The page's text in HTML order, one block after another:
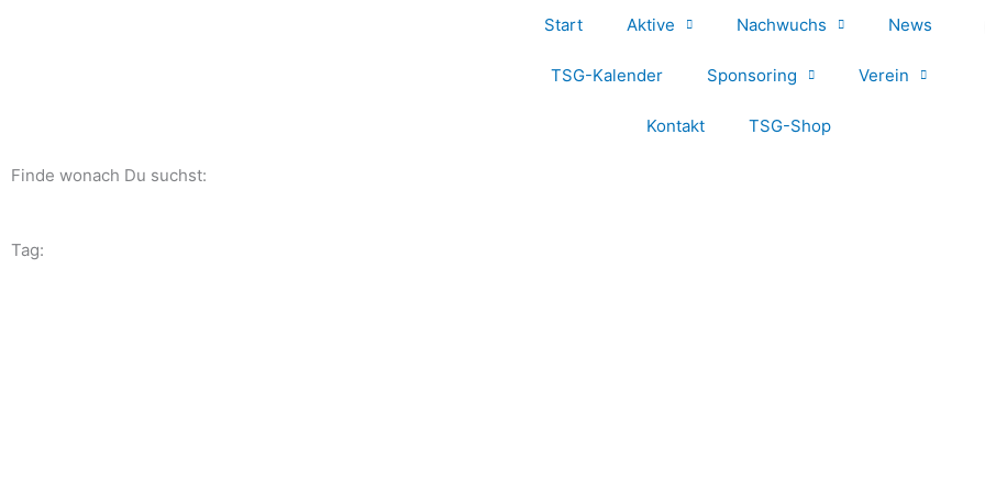
Start Aktive Nachwuchs News
TSG-Kalender Sponsoring Verein
Kontakt TSG-Shop
Finde wonach Du suchst:
Tag: